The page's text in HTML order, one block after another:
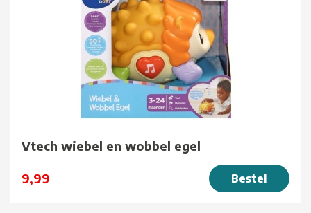
Vtech wiebel en wobbel egel
9,99 Bestel